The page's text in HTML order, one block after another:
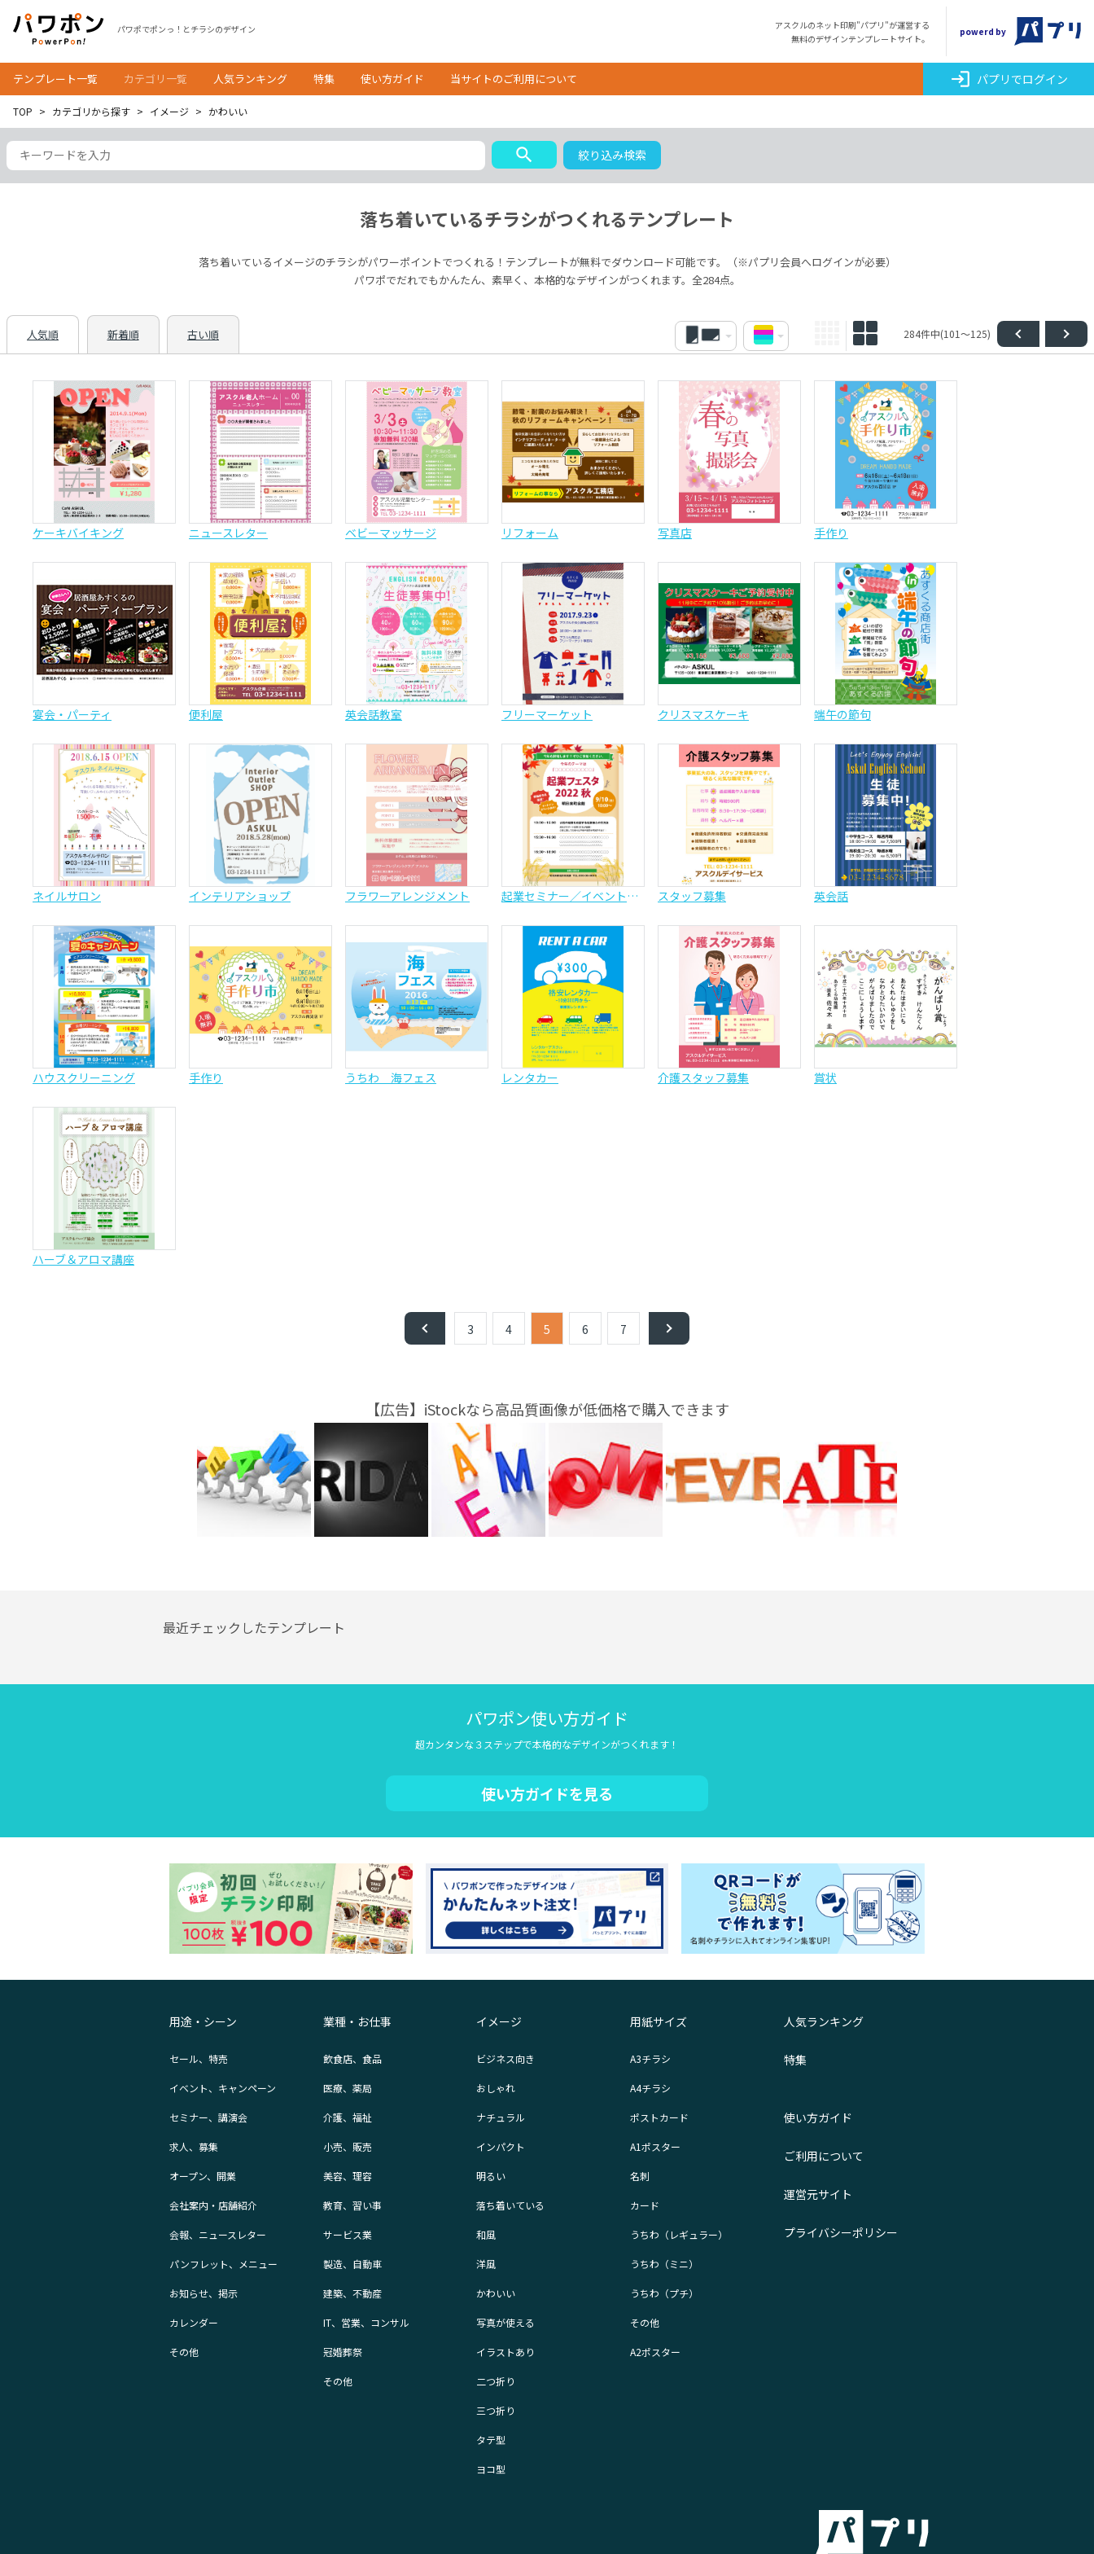
パワポでポンっ！とチラシのデザイン
アスクルのネット印刷"パプリ"が運営する
無料のデザインテンプレートサイト。
powerd by
テンプレート一覧 カテゴリ一覧 人気ランキング 特集 使い方ガイド 当サイトのご利用について login パプリでログイン
TOP カテゴリから探す イメージ かわいい
search 絞り込み検索
落ち着いているチラシがつくれるテンプレート
落ち着いているイメージのチラシがパワーポイントでつくれる！テンプレートが無料でダウンロード可能です。（※パプリ会員へログインが必要）
パワポでだれでもかんたん、素早く、本格的なデザインがつくれます。全284点。
人気順 新着順 古い順 284件中(101～125)
ケーキバイキング ニュースレター ベビーマッサージ リフォーム 写真店 手作り
宴会・パーティ 便利屋 英会話教室 フリーマーケット クリスマスケーキ 端午の節句
ネイルサロン インテリアショップ フラワーアレンジメント 起業セミナー／イベント告知 スタッフ募集 英会話
ハウスクリーニング 手作り うちわ 海フェス レンタカー 介護スタッフ募集 賞状
ハーブ＆アロマ講座
3 4 5 6 7
【広告】iStockなら高品質画像が低価格で購入できます
最近チェックしたテンプレート
パワポン使い方ガイド
超カンタンな３ステップで本格的なデザインがつくれます！
使い方ガイドを見る
用途・シーン
セール、特売
イベント、キャンペーン
セミナー、講演会
求人、募集
オープン、開業
会社案内・店舗紹介
会報、ニュースレター
パンフレット、メニュー
お知らせ、掲示
カレンダー
その他
業種・お仕事
飲食店、食品
医療、薬局
介護、福祉
小売、販売
美容、理容
教育、習い事
サービス業
製造、自動車
建築、不動産
IT、営業、コンサル
冠婚葬祭
その他
イメージ
ビジネス向き
おしゃれ
ナチュラル
インパクト
明るい
落ち着いている
和風
洋風
かわいい
写真が使える
イラストあり
二つ折り
三つ折り
タテ型
ヨコ型
用紙サイズ
A3チラシ
A4チラシ
ポストカード
A1ポスター
名刺
カード
うちわ（レギュラー）
うちわ（ミニ）
うちわ（プチ）
その他
A2ポスター
人気ランキング
特集
使い方ガイド
ご利用について
運営元サイト
プライバシーポリシー